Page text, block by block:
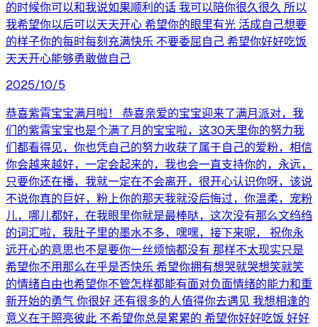
的时候你可以和我说如果顺利的话 我可以陪你很久很久 所以
我希望你以后可以天天开心 希望你的眼里有光 活成自己想要
的样子你的每时每刻充满快乐 不要委屈自己 希望你好好吃饭
天天开心能够勇敢做自己
2025/10/5
恭喜紫霄宝宝满月啦！ 恭喜亲爱的宝宝迎来了满月派对，我
们的紫霄宝宝也是个满了月的宝宝啦，这30天里你的努力我
们都看得见，你也凭自己的努力收获了属于自己的爱粉，相信
你会越来越好，一定会起来的，我也会一直支持你的，永远，
只要你还在播，我就一定在不会离开，很开心认识你呀，该说
不说你真的巨好，粉上你的那天我就没后悔过，你温柔，宠粉
儿，哪儿都好，在我眼里你就是最棒哒，这次没有那么文绉绉
的词汇啦，我肚子里的墨水不多，嘿嘿，接下来呢， 祝你永
远开心的意思也不是要你一丝烦恼都没有 那样不太现实只是
希望你不用那么在乎是否快乐 希望你拥有想哭就哭想笑就笑
的情绪自由也希望你不管怎样都能有面对负面情绪的能力和重
新开始的勇气 你很好 还有很多的人值得你去遇见 我想相逢的
意义在于照亮彼此 不希望你总是累累的 希望你好好吃饭 好好